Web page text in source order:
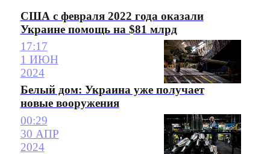
США с февраля 2022 года оказали
Украине помощь на $81 млрд
17:17
1 ИЮН
2024
Белый дом: Украина уже получает
новые вооружения
00:29
30 АПР
2024